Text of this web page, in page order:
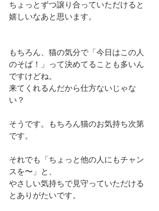
ちょっとずつ譲り合っていただけると
嬉しいなあと思います。
もちろん、猫の気分で「今日はこの人
のそば！」って決めてることも多いん
ですけどね。
来てくれるんだから仕方ないじゃな
い？
そうです。もちろん猫のお気持ち次第
です。
それでも「ちょっと他の人にもチャン
スを〜」と、
やさしい気持ちで見守っていただける
とありがたいです。